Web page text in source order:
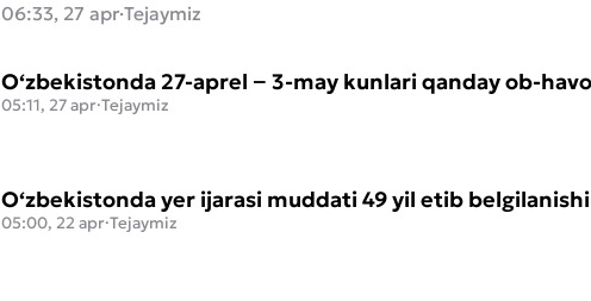
06:33, 27 apr·Tejaymiz
O‘zbekistonda 27-aprel − 3-may kunlari qanday ob-
05:11, 27 apr·Tejaymiz
O‘zbekistonda yer ijarasi muddati 49 yil etib
05:00, 22 apr·Tejaymiz